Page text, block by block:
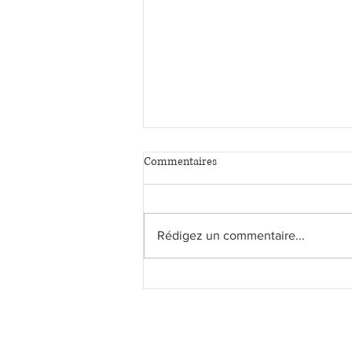
Commentaires
Rédigez un commentaire...